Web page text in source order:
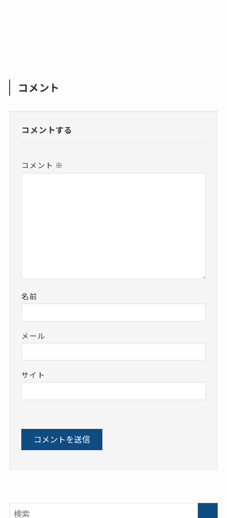
コメント
コメントする
コメント ※
名前
メール
サイト